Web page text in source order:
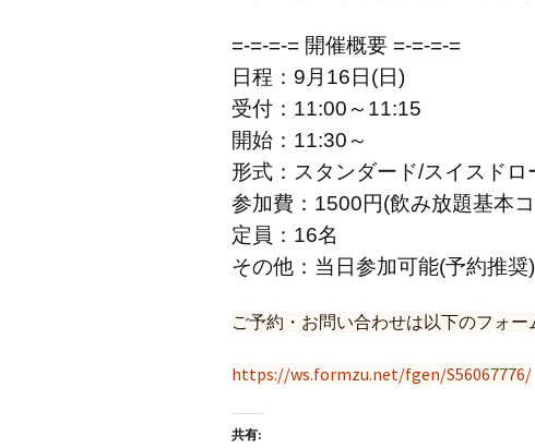
=-=-=-= 開催概要 =-=-=-=
日程：9月16日(日)
受付：11:00～11:15
開始：11:30～
形式：スタンダード/スイスド
参加費：1500円(飲み放題基本
定員：16名
その他：当日参加可能(予約推奨)
ご予約・お問い合わせは以下のフォー
https://ws.formzu.net/fgen/S56067776/
共有: